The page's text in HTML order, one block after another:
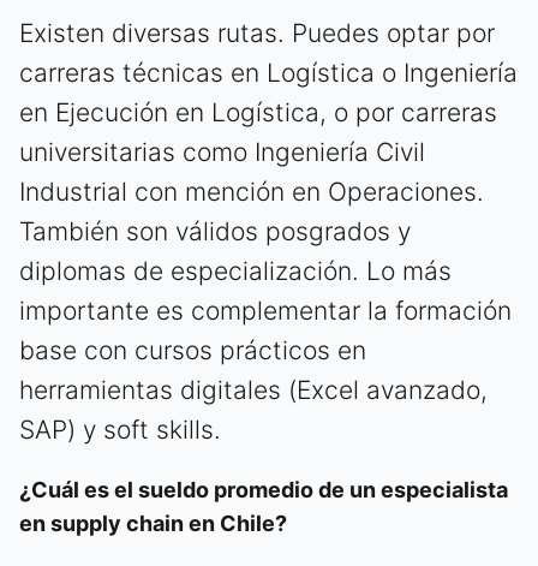
Existen diversas rutas. Puedes optar por
carreras técnicas en Logística o Ingeniería
en Ejecución en Logística, o por carreras
universitarias como Ingeniería Civil
Industrial con mención en Operaciones.
También son válidos posgrados y
diplomas de especialización. Lo más
importante es complementar la formación
base con cursos prácticos en
herramientas digitales (Excel avanzado,
SAP) y soft skills.
¿Cuál es el sueldo promedio de un especialista
en supply chain en Chile?